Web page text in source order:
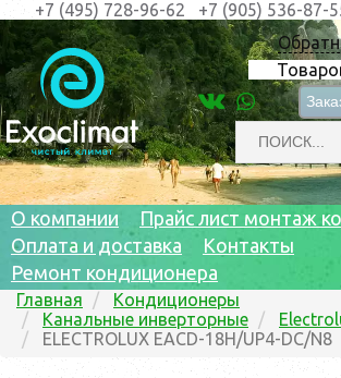
+7 (495) 728-96-62 +7 (905) 536-87-
О компании
Прайс лист монтаж
Оплата и доставка
Контакты
Ремонт кондиционера
Главная
Кондиционеры
Канальные инверторные
ELECTROLUX EACD-18H/UP4-DC/N8